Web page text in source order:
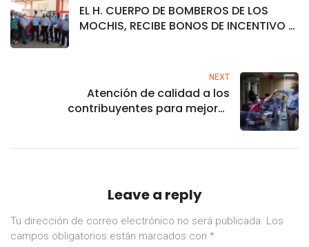
EL H. CUERPO DE BOMBEROS DE LOS
MOCHIS, RECIBE BONOS DE INCENTIVO A
NEXT
Atención de calidad a los
contribuyentes para mejorar
Leave a reply
Tu dirección de correo electrónico no será publicada. Los
campos obligatorios están marcados con *